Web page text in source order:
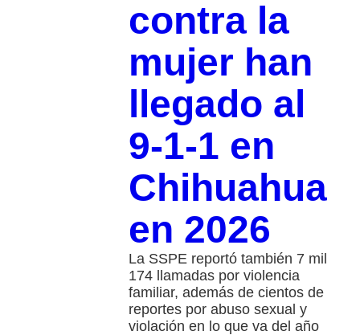
contra la
mujer han
llegado al
9-1-1 en
Chihuahua
en 2026
La SSPE reportó también 7 mil
174 llamadas por violencia
familiar, además de cientos de
reportes por abuso sexual y
violación en lo que va del año